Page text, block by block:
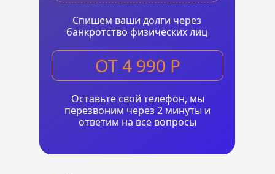
Cпишем ваши долги через
банкротство физических лиц
Оставьте свой телефон, мы
перезвоним через 2 минуты и
ответим на все вопросы
ОТ 4 990 Р